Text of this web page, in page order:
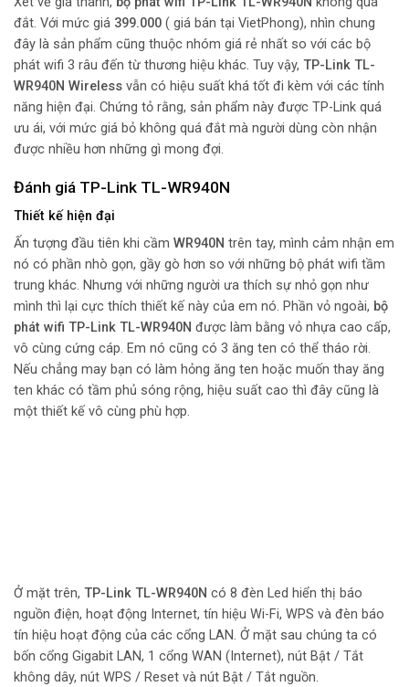
đắt. Với mức giá 399.000 ( giá bán tại VietPhong), nhìn chung
đây là sản phẩm cũng thuộc nhóm giá rẻ nhất so với các bộ
phát wifi 3 râu đến từ thương hiệu khác. Tuy vậy, TP-Link TL-
WR940N Wireless vẫn có hiệu suất khá tốt đi kèm với các tính
năng hiện đại. Chứng tỏ rằng, sản phẩm này được TP-Link quá
ưu ái, với mức giá bỏ không quá đắt mà người dùng còn nhận
được nhiều hơn những gì mong đợi.
Đánh giá TP-Link TL-WR940N
Thiết kế hiện đại
Ấn tượng đầu tiên khi cầm WR940N trên tay, mình cảm nhận em
nó có phần nhò gọn, gầy gò hơn so với những bộ phát wifi tầm
trung khác. Nhưng với những người ưa thích sự nhỏ gọn như
mình thì lại cực thích thiết kế này của em nó. Phần vỏ ngoài, bộ
phát wifi TP-Link TL-WR940N được làm bằng vỏ nhựa cao cấp,
vô cùng cứng cáp. Em nó cũng có 3 ăng ten có thể tháo rời.
Nếu chẳng may bạn có làm hỏng ăng ten hoặc muốn thay ăng
ten khác có tầm phủ sóng rộng, hiệu suất cao thì đây cũng là
một thiết kế vô cùng phù hợp.
Ở mặt trên, TP-Link TL-WR940N có 8 đèn Led hiển thị báo
nguồn điện, hoạt động Internet, tín hiệu Wi-Fi, WPS và đèn báo
tín hiệu hoạt động của các cổng LAN. Ở mặt sau chúng ta có
bốn cổng Gigabit LAN, 1 cổng WAN (Internet), nút Bật / Tắt
không dây, nút WPS / Reset và nút Bật / Tắt nguồn.